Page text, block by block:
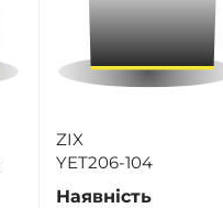
ZIX
YET206-104
Наявність